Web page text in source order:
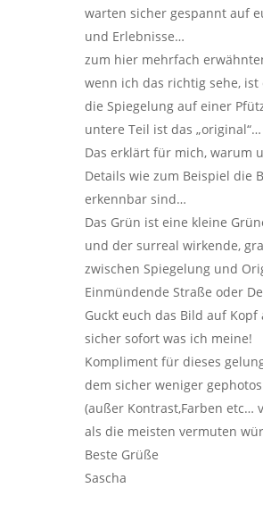
warten sicher gespannt auf
und Erlebnisse…
zum hier mehrfach
wenn ich das richtig sehe, ist
die Spiegelung auf einer
untere Teil ist das „original“…
Das erklärt für mich, warum
Details wie zum Beispiel die
erkennbar sind…
Das Grün ist eine kleine
und der surreal wirkende,
zwischen Spiegelung und
Einmündende Straße oder
Guckt euch das Bild auf
sicher sofort was ich meine!
Kompliment für dieses
dem sicher weniger
(außer Kontrast,Farben etc…
als die meisten vermuten
Beste Grüße
Sascha